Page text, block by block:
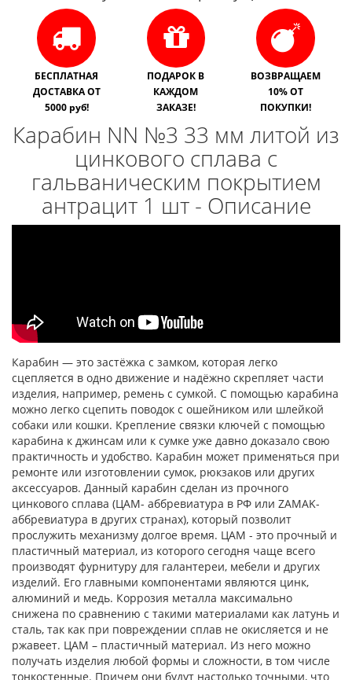
БЕСПЛАТНАЯ
ДОСТАВКА ОТ
5000 руб!
ПОДАРОК В
КАЖДОМ
ЗАКАЗЕ!
ВОЗВРАЩАЕМ
10% ОТ
ПОКУПКИ!
Карабин NN №3 33 мм литой из
цинкового сплава с
гальваническим покрытием
антрацит 1 шт - Описание
Карабин — это застёжка с замком, которая легко
сцепляется в одно движение и надёжно скрепляет части
изделия, например, ремень с сумкой. С помощью карабина
можно легко сцепить поводок с ошейником или шлейкой
собаки или кошки. Крепление связки ключей с помощью
карабина к джинсам или к сумке уже давно доказало свою
практичность и удобство. Карабин может применяться при
ремонте или изготовлении сумок, рюкзаков или других
аксессуаров. Данный карабин сделан из прочного
цинкового сплава (ЦАМ- аббревиатура в РФ или ZAMAK-
аббревиатура в других странах), который позволит
прослужить механизму долгое время. ЦАМ - это прочный и
пластичный материал, из которого сегодня чаще всего
производят фурнитуру для галантереи, мебели и других
изделий. Его главными компонентами являются цинк,
алюминий и медь. Коррозия металла максимально
снижена по сравнению с такими материалами как латунь и
сталь, так как при повреждении сплав не окисляется и не
ржавеет. ЦАМ – пластичный материал. Из него можно
получать изделия любой формы и сложности, в том числе
тонкостенные. Причем они будут настолько точными, что